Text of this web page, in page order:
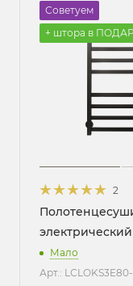
Советуем
+ штора в
2
Мало
Арт.: